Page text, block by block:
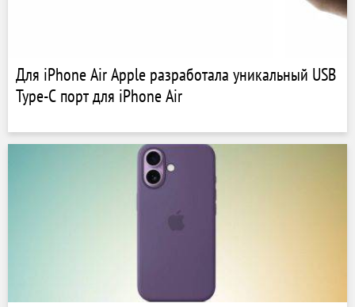
Для iPhone Air Apple разработала уникальный USB
Type-C порт для iPhone Air